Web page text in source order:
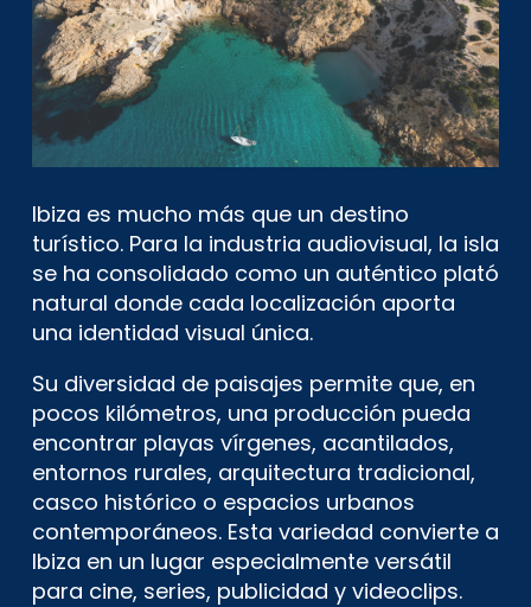
Ibiza es mucho más que un destino
turístico. Para la industria audiovisual, la isla
se ha consolidado como un auténtico plató
natural donde cada localización aporta
una identidad visual única.
Su diversidad de paisajes permite que, en
pocos kilómetros, una producción pueda
encontrar playas vírgenes, acantilados,
entornos rurales, arquitectura tradicional,
casco histórico o espacios urbanos
contemporáneos. Esta variedad convierte a
Ibiza en un lugar especialmente versátil
para cine, series, publicidad y videoclips.